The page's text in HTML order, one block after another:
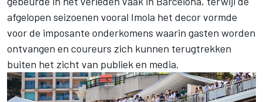
afgelopen seizoenen vooral Imola het decor vormde
voor de imposante onderkomens waarin gasten worden
ontvangen en coureurs zich kunnen terugtrekken
buiten het zicht van publiek en media.